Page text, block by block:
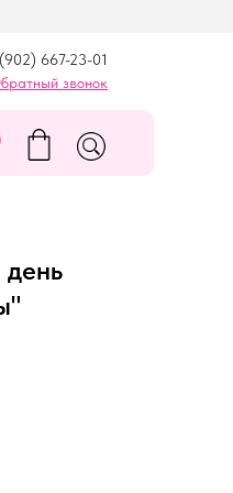
667-23-01
звонок